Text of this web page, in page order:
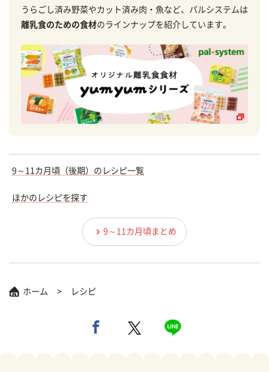
うらごし済み野菜やカット済み肉・魚など、パルシステムは
離乳食のための食材のラインナップを紹介しています。
9～11カ月頃（後期）のレシピ一覧
ほかのレシピを探す
9～11カ月頃まとめ
ホーム レシピ